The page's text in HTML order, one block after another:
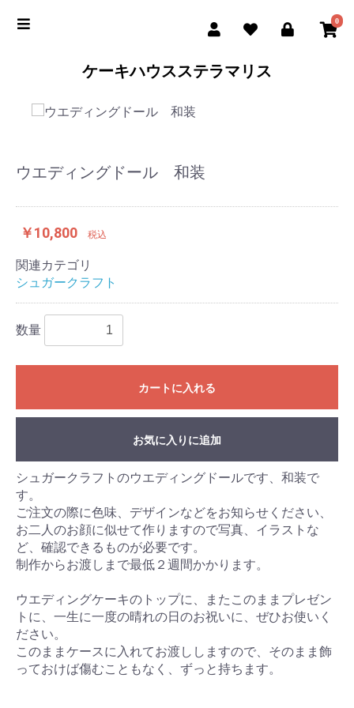
0
ケーキハウスステラマリス
ウエディングドール 和装
￥10,800 税込
関連カテゴリ
シュガークラフト
数量
カートに入れる
お気に入りに追加
シュガークラフトのウエディングドールです、和装で
す。
ご注文の際に色味、デザインなどをお知らせください、
お二人のお顔に似せて作りますので写真、イラストな
ど、確認できるものが必要です。
制作からお渡しまで最低２週間かかります。
ウエディングケーキのトップに、またこのままプレゼン
トに、一生に一度の晴れの日のお祝いに、ぜひお使いく
ださい。
このままケースに入れてお渡ししますので、そのまま飾
っておけば傷むこともなく、ずっと持ちます。